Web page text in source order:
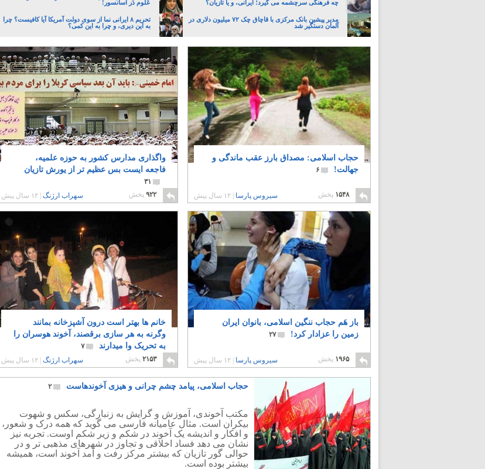
چه فرهنگی سرچشمه می گیرد؛ ایرانی، و یا تازیان؟
عُلوم دَر آسانسور!
مدیر پیشین بانک مرکزی با قاچاق چک ۷۲ میلیون دلاری در
آلمان دستگیر شد
تحریم ۸ ایرانی نما از سوی دولت آمریکا آیا کافیست؟ چرا
به این دیری، و چرا به این کمی؟
حجاب اسلامی: مصداق بارز عقب ماندگی و
جهالت!
۶
۱۵۴۸ پخش سیروس پارسا |۱۲ سال پیش
واگذاری مدارس کشور به حوزه علمیه،
فاجعه ایست بس عظیم تر از یورش تازیان
۳۱
۹۲۲پخش سهراب ارژنگ ۱۲ سال پیش
باز هَم حجاب ننگین اسلامی، بانوان ایران
زمین را عزادار کرد!
۲۷
۱۹۶۵ پخش سیروس پارسا |۱۲ سال پیش
خانم ها بهتر است درون آشپزخانه بمانند
وگرنه به هر سازی برقصند، آخوند هوسران را
به تحریک وا میدارند
۷
۲۱۵۳پخش سهراب ارژنگ ۱۲ سال پیش
حجاب اسلامی، پیامد چشم چرانی و هیزی آخوندهاست ۲
مکتب آخوندی، آموزش و گرایش به زنبارگی، سکس و شهوت
بیکران است. مثال عامیانه فارسی می گوید که همه درک و شعور،
و افکار و اندیشه یک آخوند در شکم و زیر شکم اوست. تجربه نیز
نشان می دهد فساد اخلاقی و تجاوز در شهرهای مذهبی تر و در
حوالی گور تازیان که بیشتر مرکز رفت و آمد آخوند است، همیشه
بیشتر بوده است.